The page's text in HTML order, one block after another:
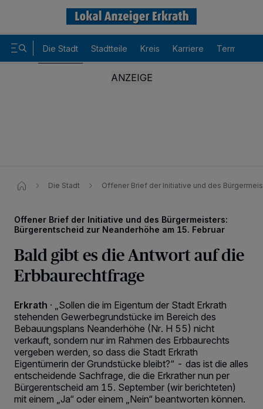
Die Stadt Stadtteile Kreis Karriere Termine
Die Stadt Offener Brief der Initiative und des
Offener Brief der Initiative und des Bürgermeisters:
Bürgerentscheid zur Neanderhöhe am 15. Februar
Bald gibt es die Antwort auf die
Erbbaurechtfrage
Erkrath · „Sollen die im Eigentum der Stadt Erkrath
stehenden Gewerbegrundstücke im Bereich des
Bebauungsplans Neanderhöhe (Nr. H 55) nicht
verkauft, sondern nur im Rahmen des Erbbaurechts
vergeben werden, so dass die Stadt Erkrath
Eigentümerin der Grundstücke bleibt?“ - das ist die alles
entscheidende Sachfrage, die die Erkrather nun per
Bürgerentscheid am 15. September (wir berichteten)
mit einem „Ja“ oder einem „Nein“ beantworten können.